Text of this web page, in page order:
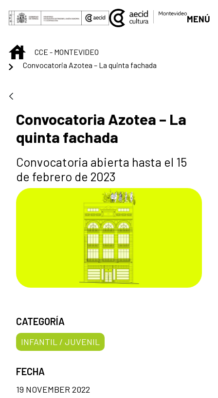
Skip to Main Content
MENÚ
INICIOCCE - MONTEVIDEO
Convocatoria Azotea – La quinta fachada
Convocatoria Azotea – La
quinta fachada
Convocatoria abierta hasta el 15
de febrero de 2023
CATEGORÍA
INFANTIL / JUVENIL
FECHA
19 NOVEMBER 2022